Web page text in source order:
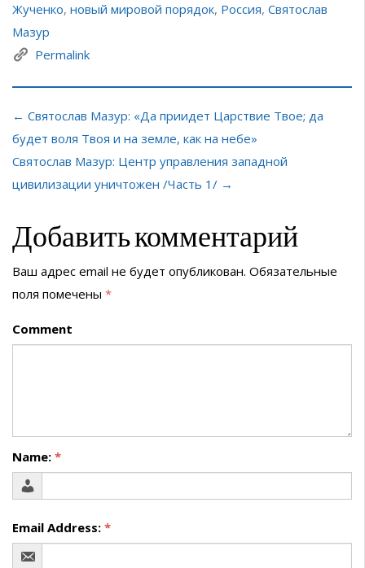
Жученко, новый мировой порядок, Россия, Святослав
Мазур
Permalink
← Святослав Мазур: «Да приидет Царствие Твое; да
будет воля Твоя и на земле, как на небе»
Святослав Мазур: Центр управления западной
цивилизации уничтожен /Часть 1/ →
Добавить комментарий
Ваш адрес email не будет опубликован. Обязательные
поля помечены *
Comment
Name: *
Email Address: *